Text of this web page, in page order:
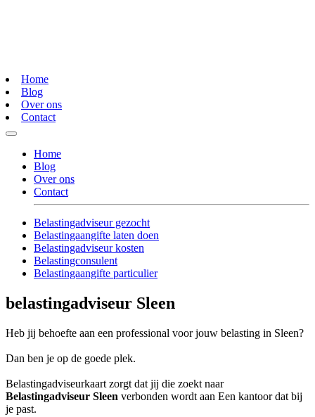
Home
Blog
Over ons
Contact
Home
Blog
Over ons
Contact
Belastingadviseur gezocht
Belastingaangifte laten doen
Belastingadviseur kosten
Belastingconsulent
Belastingaangifte particulier
belastingadviseur Sleen
Heb jij behoefte aan een professional voor jouw belasting in Sleen?
Dan ben je op de goede plek.
Belastingadviseurkaart zorgt dat jij die zoekt naar
Belastingadviseur Sleen verbonden wordt aan Een kantoor dat bij
je past.